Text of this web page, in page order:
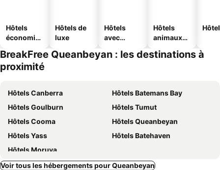
Hôtels
économiq
Hôtels de
luxe
Hôtels
avec
Hôtels
animaux
BreakFree Queanbeyan : les destinations à
proximité
Hôtels Canberra
Hôtels Batemans Bay
Hôtels Goulburn
Hôtels Tumut
Hôtels Cooma
Hôtels Queanbeyan
Hôtels Yass
Hôtels Batehaven
Hôtels Moruya
Voir tous les hébergements pour Queanbeyan